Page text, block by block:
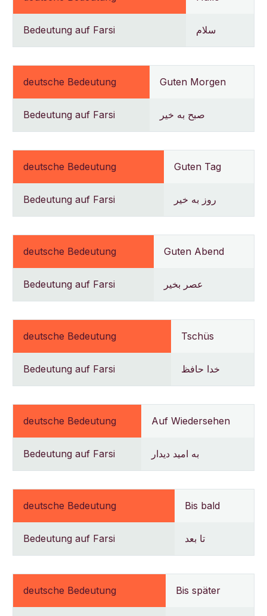
Bedeutung auf Farsi سلام
deutsche Bedeutung Guten Morgen
Bedeutung auf Farsi صبح به خیر
deutsche Bedeutung Guten Tag
Bedeutung auf Farsi روز به خیر
deutsche Bedeutung Guten Abend
Bedeutung auf Farsi عصر بخیر
deutsche Bedeutung Tschüs
Bedeutung auf Farsi خدا حافظ
deutsche Bedeutung Auf Wiedersehen
Bedeutung auf Farsi به امید دیدار
deutsche Bedeutung Bis bald
Bedeutung auf Farsi تا بعد
deutsche Bedeutung Bis später